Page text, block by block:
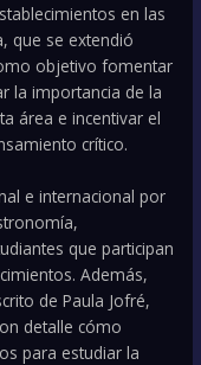
en las
que se extendió
objetivo fomentar
la importancia de la
área e incentivar el
crítico.
e internacional por
que participan
Además,
de Paula Jofré,
detalle cómo
para estudiar la